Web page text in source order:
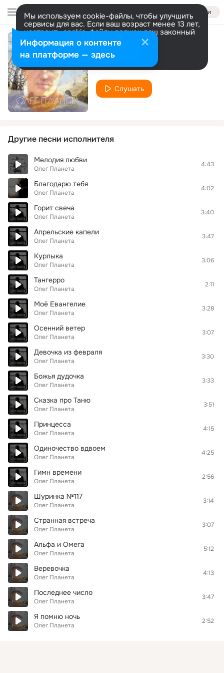
Войти
Мы используем cookie-файлы, чтобы улучшить
сервисы для вас. Если ваш возраст менее 13 лет,
настроить cookie-файлы должен ваш законный
представитель. Больше информации
Разрешить все Настроить
Боже верую
Олег Планета
Слушать
Другие песни исполнителя
Мелодия любви
Олег Планета
4:43
Благодарю тебя
Олег Планета
4:02
Горит свеча
Олег Планета
3:40
Апрельские капели
Олег Планета
3:47
Курлыка
Олег Планета
3:06
Тангерро
Олег Планета
2:11
Моё Евангелие
Олег Планета
3:28
Осенний ветер
Олег Планета
3:07
Девочка из февраля
Олег Планета
3:30
Божья дудочка
Олег Планета
3:33
Сказка про Таню
Олег Планета
3:51
Принцесса
Олег Планета
4:15
Одиночество вдвоем
Олег Планета
4:25
Гимн времени
Олег Планета
2:56
Шуринка №117
Олег Планета
3:14
Странная встреча
Олег Планета
3:07
Альфа и Омега
Олег Планета
5:12
Веревочка
Олег Планета
4:13
Последнее число
Олег Планета
3:47
Я помню ночь
Олег Планета
2:52
Информация о контенте
на платформе — здесь